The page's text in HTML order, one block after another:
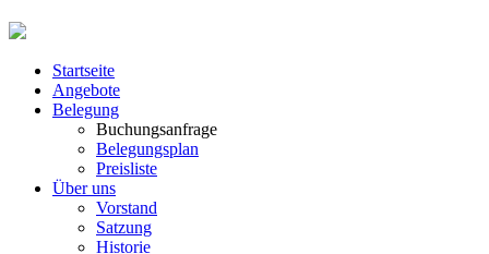
Startseite
Angebote
Belegung
Buchungsanfrage
Belegungsplan
Preisliste
Über uns
Vorstand
Satzung
Historie